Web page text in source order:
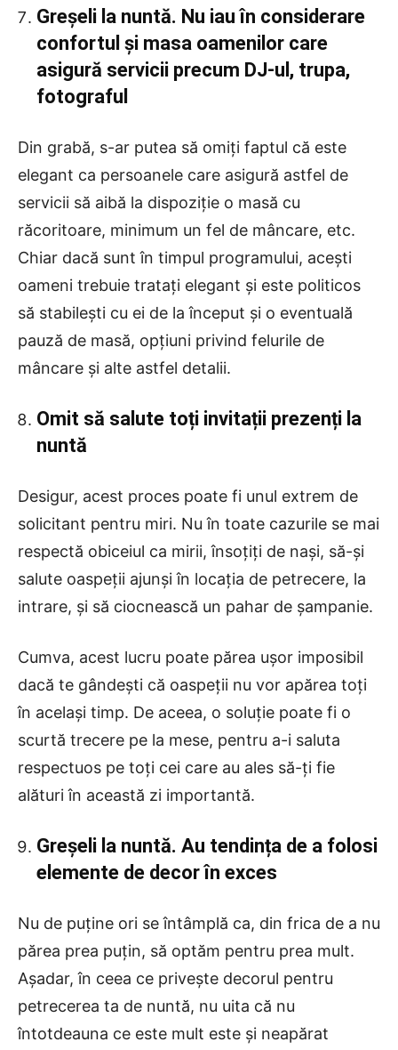
Greșeli la nuntă. Nu iau în considerare
confortul și masa oamenilor care
asigură servicii precum DJ-ul, trupa,
fotograful
Din grabă, s-ar putea să omiți faptul că este
elegant ca persoanele care asigură astfel de
servicii să aibă la dispoziție o masă cu
răcoritoare, minimum un fel de mâncare, etc.
Chiar dacă sunt în timpul programului, acești
oameni trebuie tratați elegant și este politicos
să stabilești cu ei de la început și o eventuală
pauză de masă, opțiuni privind felurile de
mâncare și alte astfel detalii.
Omit să salute toți invitații prezenți la
nuntă
Desigur, acest proces poate fi unul extrem de
solicitant pentru miri. Nu în toate cazurile se mai
respectă obiceiul ca mirii, însoțiți de nași, să-și
salute oaspeții ajunși în locația de petrecere, la
intrare, și să ciocnească un pahar de șampanie.
Cumva, acest lucru poate părea ușor imposibil
dacă te gândești că oaspeții nu vor apărea toți
în același timp. De aceea, o soluție poate fi o
scurtă trecere pe la mese, pentru a-i saluta
respectuos pe toți cei care au ales să-ți fie
alături în această zi importantă.
Greșeli la nuntă. Au tendința de a folosi
elemente de decor în exces
Nu de puține ori se întâmplă ca, din frica de a nu
părea prea puțin, să optăm pentru prea mult.
Așadar, în ceea ce privește decorul pentru
petrecerea ta de nuntă, nu uita că nu
întotdeauna ce este mult este și neapărat